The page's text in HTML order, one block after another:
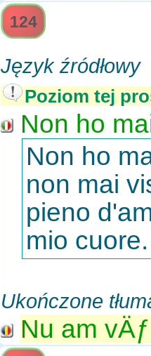
124
Język źródłowy
Poziom tej
Non ho
Non ho
non mai
pieno
mio cuore.
Ukończone
Nu am